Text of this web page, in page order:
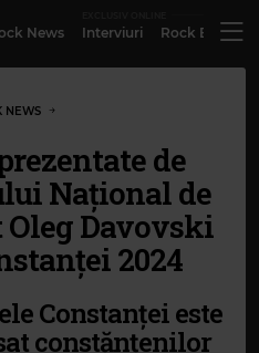
News Interviuri Rock
NEWS
de
Național de
Oleg Davovski
2024
Constanței este
constănțenilor